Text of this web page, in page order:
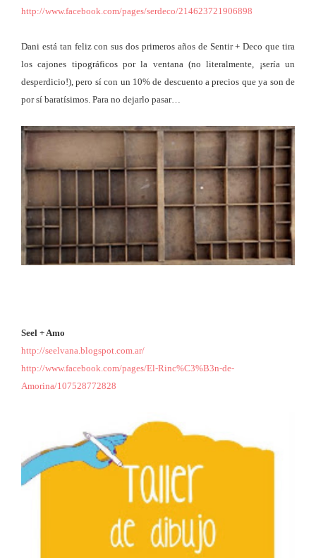
http://www.facebook.com/pages/serdeco/214623721906898
Dani está tan feliz con sus dos primeros años de Sentir + Deco que tira
los cajones tipográficos por la ventana (no literalmente, ¡sería un
desperdicio!), pero sí con un 10% de descuento a precios que ya son de
por sí baratísimos. Para no dejarlo pasar…
Seel + Amo
http://seelvana.blogspot.com.ar/
http://www.facebook.com/pages/El-Rinc%C3%B3n-de-
Amorina/107528772828